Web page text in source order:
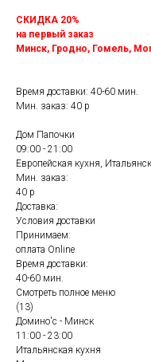
СКИДКА 20%
на первый заказ
Минск, Гродно, Гомель,
Время доставки: 40-60 мин.
Мин. заказ: 40 р
Дом Папочки
09:00 - 21:00
Европейская кухня,
Мин. заказ:
40 р
Доставка:
Условия доставки
Принимаем:
оплата Online
Время доставки:
40-60 мин.
Смотреть полное меню
(13)
Домино'с - Минск
11:00 - 23:00
Итальянская кухня